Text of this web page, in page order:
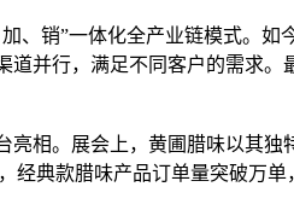
销”一体化全产业链模式。如
并行，满足不同客户的需求。
相。展会上，黄圃腊味以其独
经典款腊味产品订单量突破万